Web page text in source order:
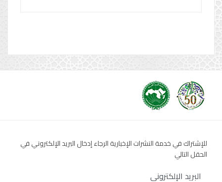
للإشتراك في خدمة النشرات الإخبارية الرجاء إدخال البريد الإلكتروني في
الحقل التالي